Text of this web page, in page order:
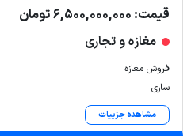
قیمت: 6,500,000,000 تومان
مغازه و تجاری
فروش مغازه
ساری
مشاهده جزییات